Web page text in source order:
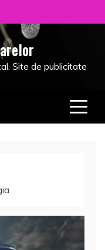
Site de publicitate